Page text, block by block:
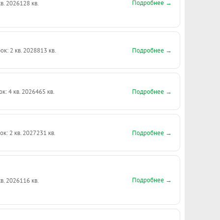
2026128 кв. Подробнее →
2 кв. 2028813 кв. Подробнее →
4 кв. 2026465 кв. Подробнее →
2 кв. 2027231 кв. Подробнее →
2026116 кв. Подробнее →